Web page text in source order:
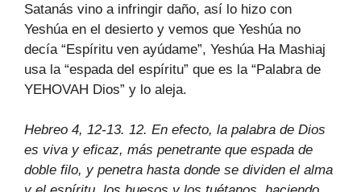
Satanás vino a infringir daño, así lo hizo con
Yeshúa en el desierto y vemos que Yeshúa no
decía “Espíritu ven ayúdame”, Yeshúa Ha Mashiaj
usa la “espada del espíritu” que es la “Palabra de
YEHOVAH Dios” y lo aleja.
Hebreo 4, 12-13. 12. En efecto, la palabra de Dios
es viva y eficaz, más penetrante que espada de
doble filo, y penetra hasta donde se dividen el alma